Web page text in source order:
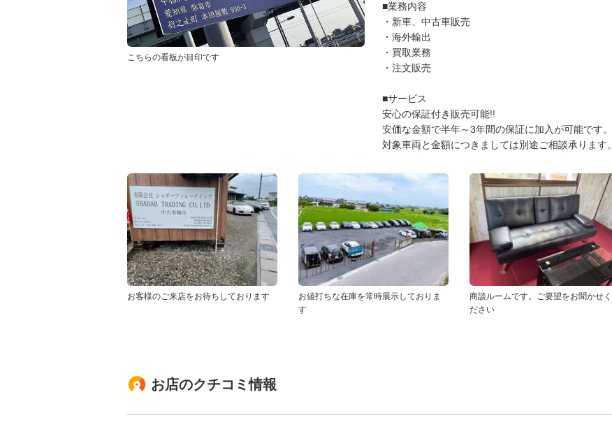
こちらの看板が目印です
■業務内容
・新車、中古車販売
・海外輸出
・買取業務
・注文販売
■サービス
安心の保証付き販売可能!!
安価な金額で半年～3年間の保証に加入が可能です。
対象車両と金額につきましては別途ご相談承ります。
お客様のご来店をお待ちしております
お値打ちな在庫を常時展示しておりま
す
商談ルームです。ご要望をお聞かせく
ださい
お店のクチコミ情報